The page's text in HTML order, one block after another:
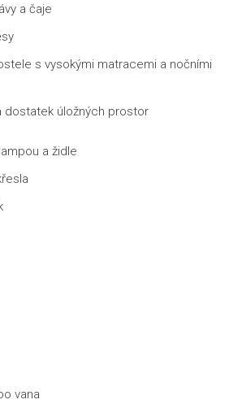
a čaje
s vysokými matracemi a nočními
dostatek úložných prostor
a židle
vana